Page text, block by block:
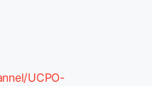
UCPO-